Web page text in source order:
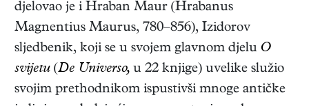
djelovao je i Hraban Maur (Hrabanus
Magnentius Maurus, 780–856), Izidorov
sljedbenik, koji se u svojem glavnom djelu O
svijetu (De Universo, u 22 knjige) uvelike služio
svojim prethodnikom ispustivši mnoge antičke